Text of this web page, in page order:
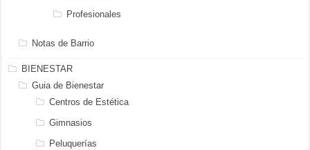
Profesionales
Notas de Barrio
BIENESTAR
Guia de Bienestar
Centros de Estética
Gimnasios
Peluquerías